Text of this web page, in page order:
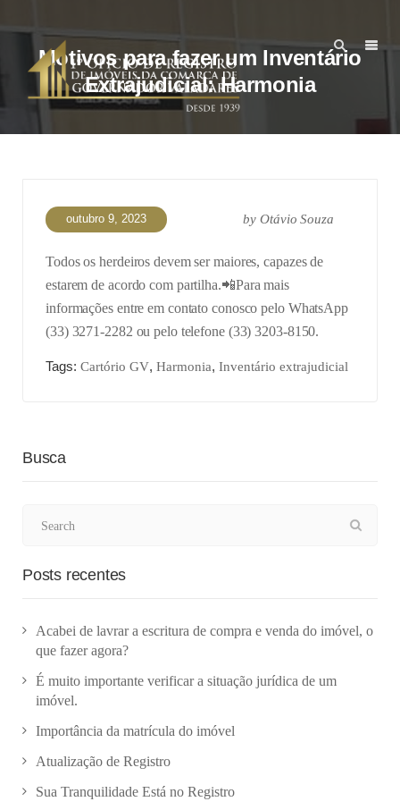
Motivos para fazer um Inventário
Extrajudicial: Harmonia
outubro 9, 2023 byOtávio Souza
Todos os herdeiros devem ser maiores, capazes de
estarem de acordo com partilha.📲Para mais
informações entre em contato conosco pelo WhatsApp
(33) 3271-2282 ou pelo telefone (33) 3203-8150.
Tags: Cartório GV, Harmonia, Inventário extrajudicial
Busca
Posts recentes
Acabei de lavrar a escritura de compra e venda do imóvel, o
que fazer agora?
É muito importante verificar a situação jurídica de um
imóvel.
Importância da matrícula do imóvel
Atualização de Registro
Sua Tranquilidade Está no Registro